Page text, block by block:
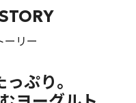
ーリー
ぷり。